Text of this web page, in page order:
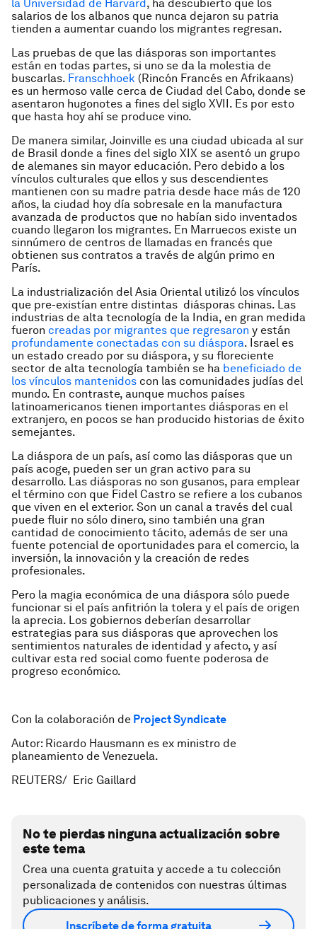
la Universidad de Harvard , ha descubierto que los
salarios de los albanos que nunca dejaron su patria
tienden a aumentar cuando los migrantes regresan.
Las pruebas de que las diásporas son importantes
están en todas partes, si uno se da la molestia de
buscarlas. Franschhoek (Rincón Francés en Afrikaans)
es un hermoso valle cerca de Ciudad del Cabo, donde se
asentaron hugonotes a fines del siglo XVII. Es por esto
que hasta hoy ahí se produce vino.
De manera similar, Joinville es una ciudad ubicada al sur
de Brasil donde a fines del siglo XIX se asentó un grupo
de alemanes sin mayor educación. Pero debido a los
vínculos culturales que ellos y sus descendientes
mantienen con su madre patria desde hace más de 120
años, la ciudad hoy día sobresale en la manufactura
avanzada de productos que no habían sido inventados
cuando llegaron los migrantes. En Marruecos existe un
sinnúmero de centros de llamadas en francés que
obtienen sus contratos a través de algún primo en
París.
La industrialización del Asia Oriental utilizó los vínculos
que pre-existían entre distintas diásporas chinas. Las
industrias de alta tecnología de la India, en gran medida
fueron creadas por migrantes que regresaron y están
profundamente conectadas con su diáspora. Israel es
un estado creado por su diáspora, y su floreciente
sector de alta tecnología también se ha beneficiado de
los vínculos mantenidos con las comunidades judías del
mundo. En contraste, aunque muchos países
latinoamericanos tienen importantes diásporas en el
extranjero, en pocos se han producido historias de éxito
semejantes.
La diáspora de un país, así como las diásporas que un
país acoge, pueden ser un gran activo para su
desarrollo. Las diásporas no son gusanos, para emplear
el término con que Fidel Castro se refiere a los cubanos
que viven en el exterior. Son un canal a través del cual
puede fluir no sólo dinero, sino también una gran
cantidad de conocimiento tácito, además de ser una
fuente potencial de oportunidades para el comercio, la
inversión, la innovación y la creación de redes
profesionales.
Pero la magia económica de una diáspora sólo puede
funcionar si el país anfitrión la tolera y el país de origen
la aprecia. Los gobiernos deberían desarrollar
estrategias para sus diásporas que aprovechen los
sentimientos naturales de identidad y afecto, y así
cultivar esta red social como fuente poderosa de
progreso económico.
Con la colaboración de Project Syndicate
Autor: Ricardo Hausmann es ex ministro de
planeamiento de Venezuela.
REUTERS/ Eric Gaillard
No te pierdas ninguna actualización sobre
este tema
Crea una cuenta gratuita y accede a tu colección
personalizada de contenidos con nuestras últimas
publicaciones y análisis.
Inscríbete de forma gratuita